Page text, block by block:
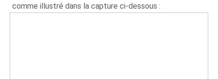
comme illustré dans la capture ci-dessous :